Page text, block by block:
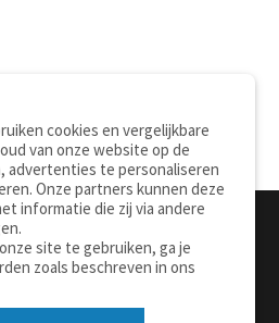
Over deze site
Privacy
cookies en vergelijkbare
van onze website op de
advertenties te personaliseren
Onze partners kunnen deze
informatie die zij via andere
site te gebruiken, ga je
zoals beschreven in ons